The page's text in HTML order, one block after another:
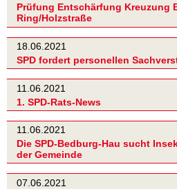
Prüfung Entschärfung Kreuzung
Ring/Holzstraße
18.06.2021
SPD fordert personellen
11.06.2021
1. SPD-Rats-News
11.06.2021
Die SPD-Bedburg-Hau sucht
der Gemeinde
07.06.2021